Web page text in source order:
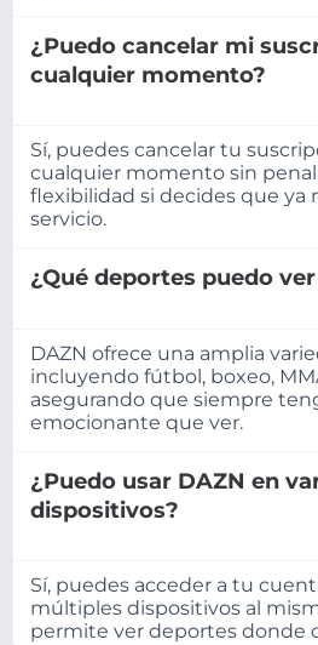
¿Puedo cancelar mi
cualquier momento?
Sí, puedes cancelar tu
cualquier momento sin
flexibilidad si decides que ya
servicio.
¿Qué deportes puedo
DAZN ofrece una amplia
incluyendo fútbol, boxeo,
asegurando que siempre
emocionante que ver.
¿Puedo usar DAZN en
dispositivos?
Sí, puedes acceder a tu
múltiples dispositivos al
permite ver deportes donde